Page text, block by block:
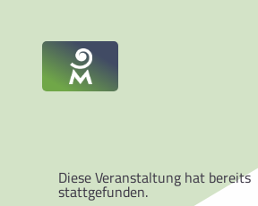
Diese Veranstaltung hat bereits
stattgefunden.